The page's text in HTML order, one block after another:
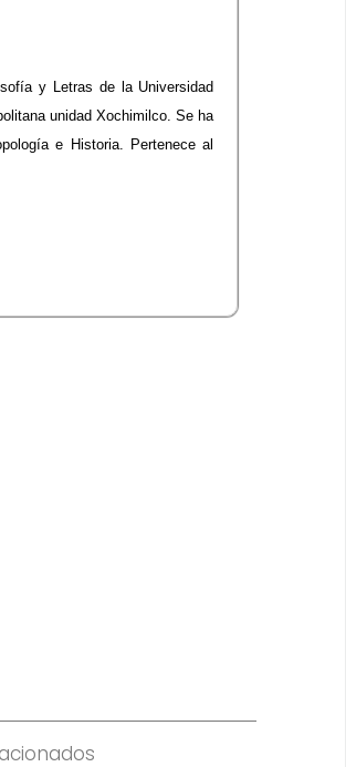
y Letras de la Universidad
unidad Xochimilco. Se ha
e Historia. Pertenece al